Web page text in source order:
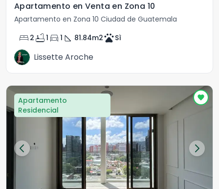
Apartamento en Venta en Zona 10
Apartamento en Zona 10 Ciudad de Guatemala
bed 2 bathtub1 directions_car 1 square_foot 81.84m2petsSì
Lissette Aroche
Apartamento
Residencial